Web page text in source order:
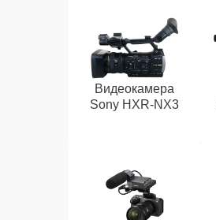
Видеокамера
Sony HXR‑NX3